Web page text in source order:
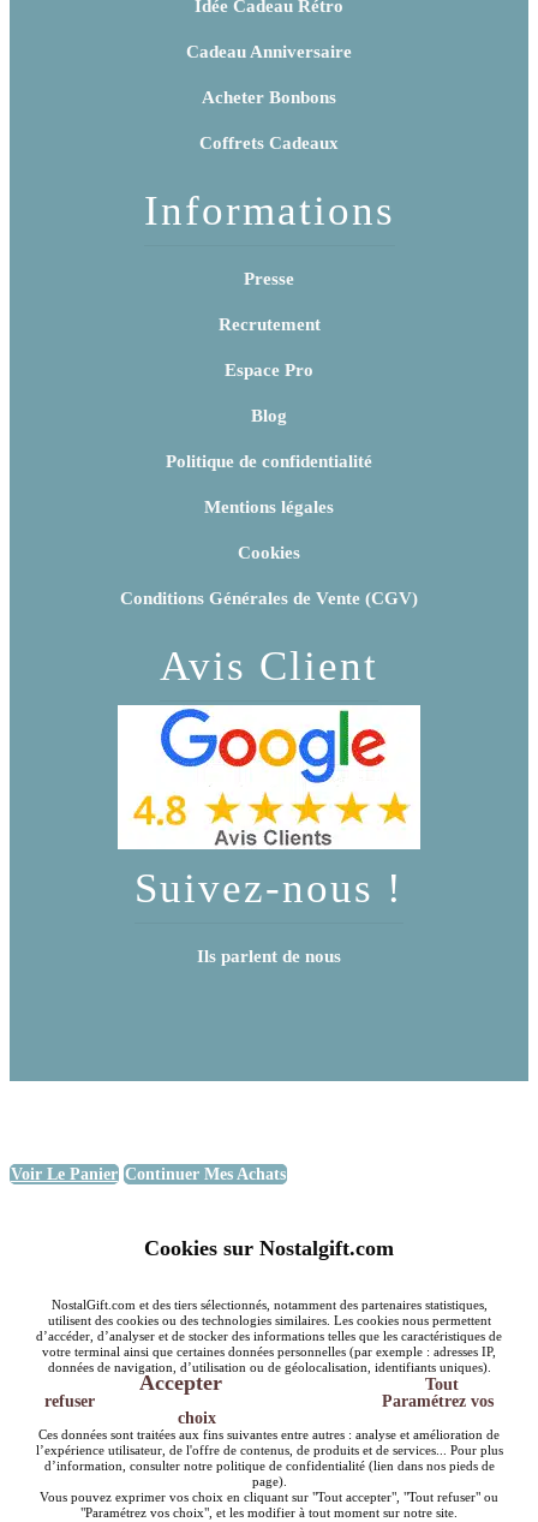
Idée Cadeau Rétro
Cadeau Anniversaire
Acheter Bonbons
Coffrets Cadeaux
Informations
Presse
Recrutement
Espace Pro
Blog
Politique de confidentialité
Mentions légales
Cookies
Conditions Générales de Vente (CGV)
Avis Client
Suivez-nous !
Ils parlent de nous
Voir Le Panier Continuer Mes Achats
Cookies sur Nostalgift.com
NostalGift.com et des tiers sélectionnés, notamment des partenaires statistiques,
utilisent des cookies ou des technologies similaires. Les cookies nous permettent
d’accéder, d’analyser et de stocker des informations telles que les caractéristiques de
votre terminal ainsi que certaines données personnelles (par exemple : adresses IP,
données de navigation, d’utilisation ou de géolocalisation, identifiants uniques).
Accepter
Tout
refuser
Paramétrez vos
choix
Ces données sont traitées aux fins suivantes entre autres : analyse et amélioration de
l’expérience utilisateur, de l'offre de contenus, de produits et de services... Pour plus
d’information, consulter notre politique de confidentialité (lien dans nos pieds de
page).
Vous pouvez exprimer vos choix en cliquant sur "Tout accepter", "Tout refuser" ou
"Paramétrez vos choix", et les modifier à tout moment sur notre site.